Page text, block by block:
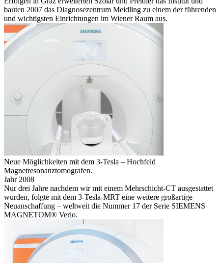
bauten 2007 das Diagnosezentrum Meidling zu einem der führenden
und wichtigsten Einrichtungen im Wiener Raum aus.
Neue Möglichkeiten mit dem 3-Tesla – Hochfeld
Magnetresonanztomografen.
Jahr 2008
Nur drei Jahre nachdem wir mit einem Mehrschicht-CT ausgestattet
wurden, folgte mit dem 3-Tesla-MRT eine weitere großartige
Neuanschaffung – weltweit die Nummer 17 der Serie SIEMENS
MAGNETOM® Verio.